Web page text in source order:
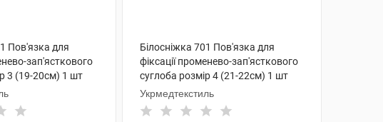
Пов'язка для
зап'ясткового
3 (19-20см) 1 шт
Білосніжка 701 Пов'язка для
фіксації променево-зап'ясткового
суглоба розмір 4 (21-22см) 1 шт
Укрмедтекстиль